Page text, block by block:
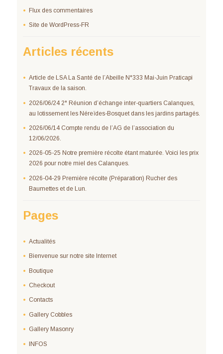
Flux des commentaires
Site de WordPress-FR
Articles récents
Article de LSA La Santé de l’Abeille N°333 Mai-Juin Praticapi
Travaux de la saison.
2026/06/24 2° Réunion d’échange inter-quartiers Calanques,
au lotissement les Néreïdes-Bosquet dans les jardins partagés.
2026/06/14 Compte rendu de l’AG de l’association du
12/06/2026.
2026-05-25 Notre première récolte étant maturée. Voici les prix
2026 pour notre miel des Calanques.
2026-04-29 Première récolte (Préparation) Rucher des
Baumettes et de Lun.
Pages
Actualités
Bienvenue sur notre site Internet
Boutique
Checkout
Contacts
Gallery Cobbles
Gallery Masonry
INFOS